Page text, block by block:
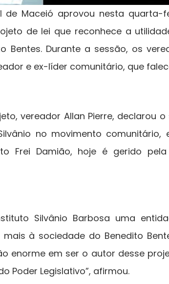
de Maceió aprovou nesta
de lei que reconhece a
Bentes. Durante a sessão, os
e ex-líder comunitário, que
vereador Allan Pierre, declarou
no movimento
Frei Damião, hoje é gerido
Silvânio Barbosa uma
à sociedade do Benedito
enorme em ser o autor desse
Poder Legislativo”, afirmou.